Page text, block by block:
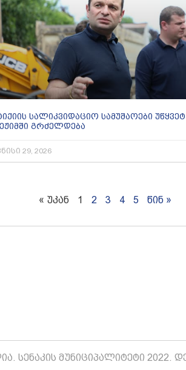
სალიკვიდაციო სამუშაოები უწყვეტ
გრძელდება
29, 2026
« უკან 1 2 3 4 5 წინ »
სენაკის მუნიციპალიტეტი 2022.